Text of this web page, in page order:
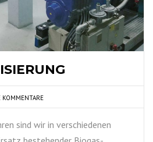
KOMMENTARE
sind wir in verschiedenen